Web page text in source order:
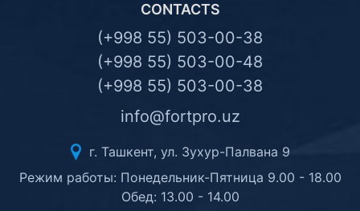
CONTACTS
(+998 55) 503-00-38
(+998 55) 503-00-48
(+998 55) 503-00-38
info@fortpro.uz
г. Ташкент, ул. Зухур-Палвана 9
Режим работы: Понедельник-Пятница 9.00 - 18.00
Обед: 13.00 - 14.00